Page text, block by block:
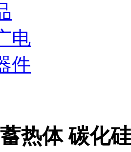
电
件
热体 碳化